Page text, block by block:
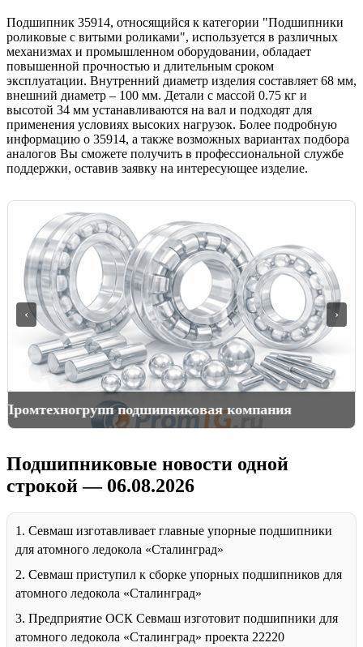
Подшипник 35914, относящийся к категории "Подшипники
роликовые с витыми роликами", используется в различных
механизмах и промышленном оборудовании, обладает
повышенной прочностью и длительным сроком
эксплуатации. Внутренний диаметр изделия составляет 68 мм,
внешний диаметр – 100 мм. Детали с массой 0.75 кг и
высотой 34 мм устанавливаются на вал и подходят для
применения условиях высоких нагрузок. Более подробную
информацию о 35914, а также возможных вариантах подбора
аналогов Вы сможете получить в профессиональной службе
поддержки, оставив заявку на интересующее изделие.
выхода подшипников из строя
‹ ›
Подшипниковые новости одной
строкой — 06.08.2026
1. Севмаш изготавливает главные упорные подшипники
для атомного ледокола «Сталинград»
2. Севмаш приступил к сборке упорных подшипников для
атомного ледокола «Сталинград»
3. Предприятие ОСК Севмаш изготовит подшипники для
атомного ледокола «Сталинград» проекта 22220